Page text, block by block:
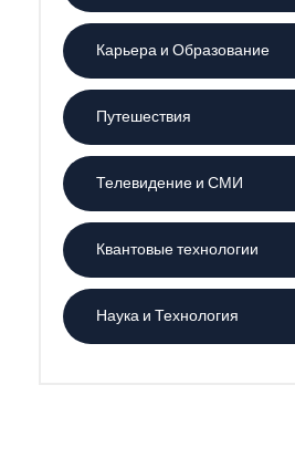
Карьера и Образование
Путешествия
Телевидение и СМИ
Квантовые технологии
Наука и Технология